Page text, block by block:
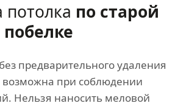
потолка по старой
побелке
предварительного удаления
возможна при соблюдении
Нельзя наносить меловой